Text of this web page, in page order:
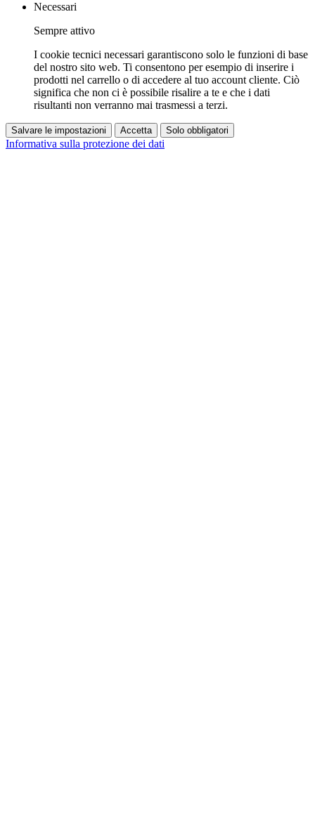
Necessari
Sempre attivo
I cookie tecnici necessari garantiscono solo le funzioni di base
del nostro sito web. Ti consentono per esempio di inserire i
prodotti nel carrello o di accedere al tuo account cliente. Ciò
significa che non ci è possibile risalire a te e che i dati
risultanti non verranno mai trasmessi a terzi.
Salvare le impostazioni Accetta Solo obbligatori
Informativa sulla protezione dei dati